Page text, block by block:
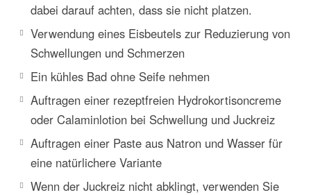
dabei darauf achten, dass sie nicht platzen.
Verwendung eines Eisbeutels zur Reduzierung von
Schwellungen und Schmerzen
Ein kühles Bad ohne Seife nehmen
Auftragen einer rezeptfreien Hydrokortisoncreme
oder Calaminlotion bei Schwellung und Juckreiz
Auftragen einer Paste aus Natron und Wasser für
eine natürlichere Variante
Wenn der Juckreiz nicht abklingt, verwenden Sie